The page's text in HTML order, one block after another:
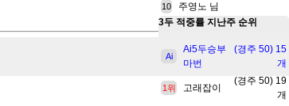
10
주영노 님
3두 적중률 지난주 순위
Ai
Ai5두승부
마번
(경주 50) 15
개
1위 고래잡이
(경주 50) 19
개